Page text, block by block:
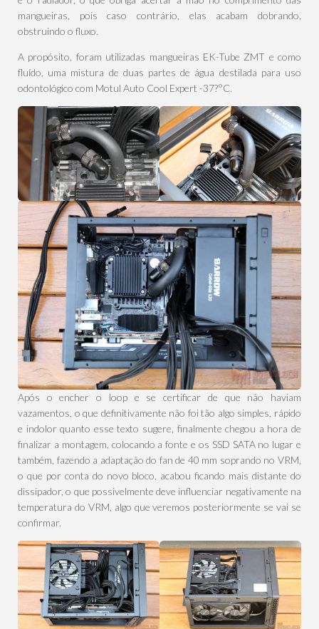
mangueiras, pois caso contrário, elas acabam dobrando,
obstruindo o fluxo.
A propósito, foram utilizadas mangueiras EK-Tube ZMT e como
fluído, uma mistura de duas partes de água destilada para uso
odontológico com Motul Auto Cool Expert -37?°C.
Após o encher o loop e se certificar de que não haviam
vazamentos, o que definitivamente não foi tão algo simples, rápido
e indolor quanto esse texto sugere, finalmente chegou a hora de
finalizar a montagem, colocando a fonte e os SSD SATA no lugar e
também, fazendo a adaptação do fan de 40 mm soprando no VRM,
o que por conta do novo bloco, acabou ficando mais distante do
dissipador, o que possivelmente deve influenciar negativamente na
temperatura do VRM, algo que veremos posteriormente se vai se
confirmar.